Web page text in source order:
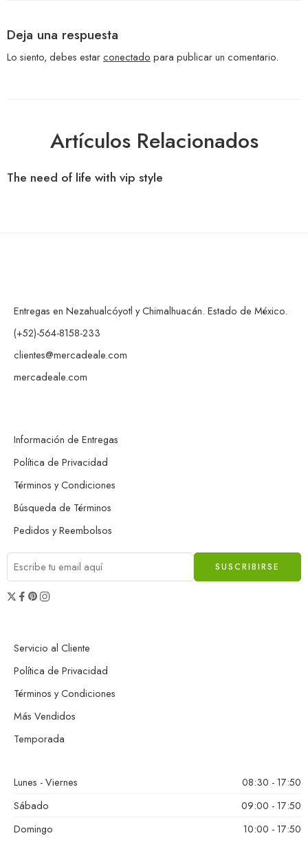
Deja una respuesta
Lo siento, debes estarconectado para publicar un comentario.
Artículos Relacionados
The need of life with vip style
Entregas en Nezahualcóyotl y Chimalhuacán. Estado de México.
(+52)-564-8158-233
clientes@mercadeale.com
mercadeale.com
Información de Entregas
Política de Privacidad
Términos y Condiciones
Búsqueda de Términos
Pedidos y Reembolsos
Servicio al Cliente
Política de Privacidad
Términos y Condiciones
Más Vendidos
Temporada
Lunes - Viernes
08:30 - 17:50
Sábado
09:00 - 17:50
Domingo
10:00 - 17:50